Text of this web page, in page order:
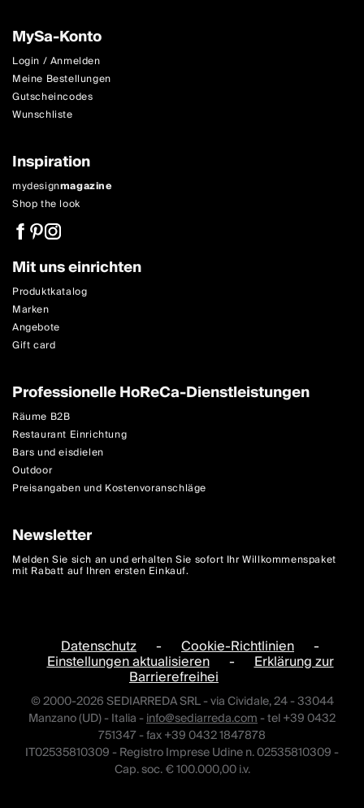
MySa-Konto
Login / Anmelden
Meine Bestellungen
Gutscheincodes
Wunschliste
Inspiration
mydesignmagazine
Shop the look
Mit uns einrichten
Produktkatalog
Marken
Angebote
Gift card
Professionelle HoReCa-Dienstleistungen
Räume B2B
Restaurant Einrichtung
Bars und eisdielen
Outdoor
Preisangaben und Kostenvoranschläge
Newsletter
Melden Sie sich an und erhalten Sie sofort Ihr Willkommenspaket
mit Rabatt auf Ihren ersten Einkauf.
Datenschutz - Cookie-Richtlinien -
Einstellungen aktualisieren - Erklärung zur
Barrierefreihei
© 2000-2026 SEDIARREDA SRL - via Cividale, 24 - 33044
Manzano (UD) - Italia -info@sediarreda.com- tel +39 0432
751347 - fax +39 0432 1847878
IT02535810309 - Registro Imprese Udine n. 02535810309 -
Cap. soc. € 100.000,00 i.v.